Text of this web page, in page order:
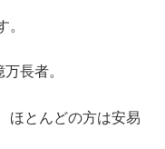
。
長者。
ほとんどの方は安易